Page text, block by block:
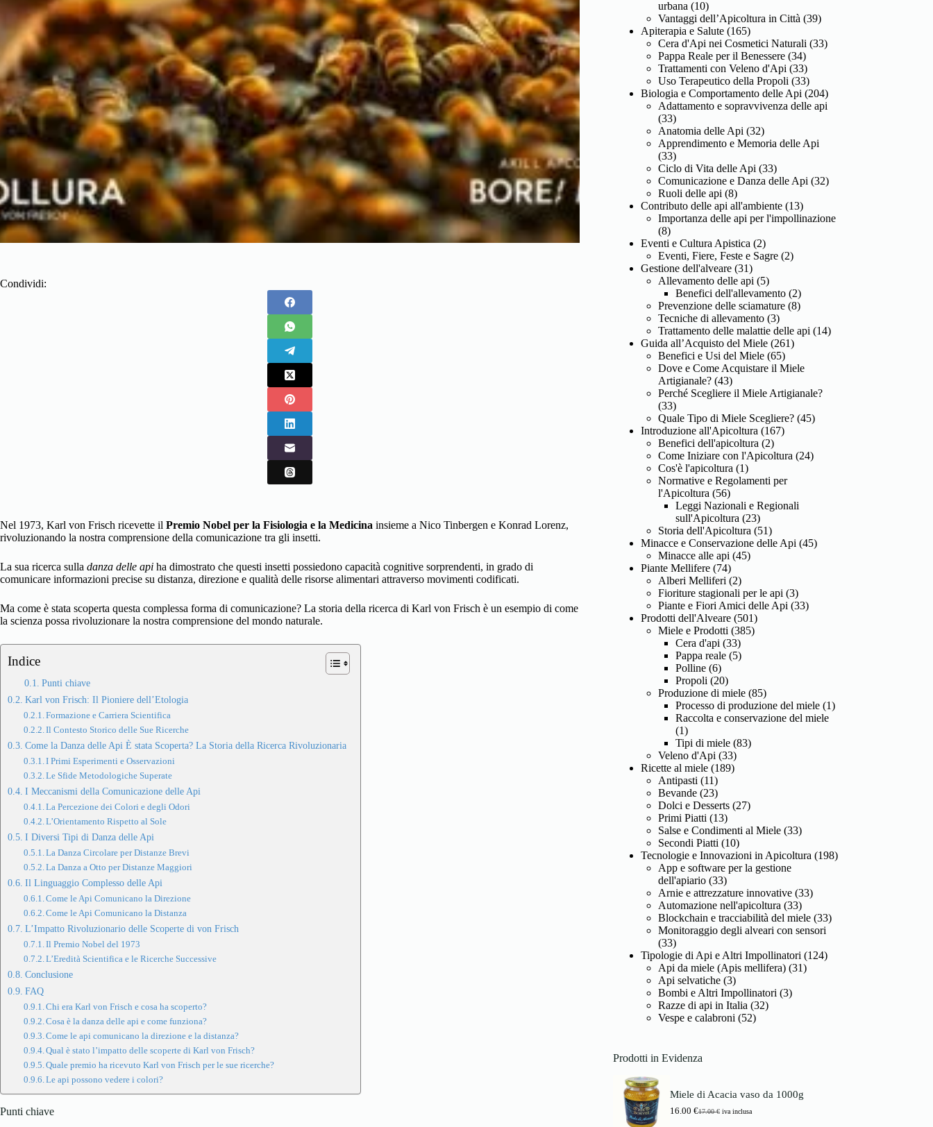
Condividi:
Nel 1973, Karl von Frisch ricevette il Premio Nobel per la Fisiologia e la Medicina insieme a Nico Tinbergen e Konrad Lorenz,
rivoluzionando la nostra comprensione della comunicazione tra gli insetti.
La sua ricerca sulla danza delle api ha dimostrato che questi insetti possiedono capacità cognitive sorprendenti, in grado di
comunicare informazioni precise su distanza, direzione e qualità delle risorse alimentari attraverso movimenti codificati.
Ma come è stata scoperta questa complessa forma di comunicazione? La storia della ricerca di Karl von Frisch è un esempio di come
la scienza possa rivoluzionare la nostra comprensione del mondo naturale.
Indice
Punti chiave
Karl von Frisch: Il Pioniere dell’Etologia
Formazione e Carriera Scientifica
Il Contesto Storico delle Sue Ricerche
Come la Danza delle Api È stata Scoperta? La Storia della Ricerca Rivoluzionaria
I Primi Esperimenti e Osservazioni
Le Sfide Metodologiche Superate
I Meccanismi della Comunicazione delle Api
La Percezione dei Colori e degli Odori
L’Orientamento Rispetto al Sole
I Diversi Tipi di Danza delle Api
La Danza Circolare per Distanze Brevi
La Danza a Otto per Distanze Maggiori
Il Linguaggio Complesso delle Api
Come le Api Comunicano la Direzione
Come le Api Comunicano la Distanza
L’Impatto Rivoluzionario delle Scoperte di von Frisch
Il Premio Nobel del 1973
L’Eredità Scientifica e le Ricerche Successive
Conclusione
FAQ
Chi era Karl von Frisch e cosa ha scoperto?
Cosa è la danza delle api e come funziona?
Come le api comunicano la direzione e la distanza?
Qual è stato l’impatto delle scoperte di Karl von Frisch?
Quale premio ha ricevuto Karl von Frisch per le sue ricerche?
Le api possono vedere i colori?
Punti chiave
urbana (10)
Vantaggi dell’Apicoltura in Città (39)
Apiterapia e Salute (165)
Cera d'Api nei Cosmetici Naturali (33)
Pappa Reale per il Benessere (34)
Trattamenti con Veleno d'Api (33)
Uso Terapeutico della Propoli (33)
Biologia e Comportamento delle Api (204)
Adattamento e sopravvivenza delle api
(33)
Anatomia delle Api (32)
Apprendimento e Memoria delle Api
(33)
Ciclo di Vita delle Api (33)
Comunicazione e Danza delle Api (32)
Ruoli delle api (8)
Contributo delle api all'ambiente (13)
Importanza delle api per l'impollinazione
(8)
Eventi e Cultura Apistica (2)
Eventi, Fiere, Feste e Sagre (2)
Gestione dell'alveare (31)
Allevamento delle api (5)
Benefici dell'allevamento (2)
Prevenzione delle sciamature (8)
Tecniche di allevamento (3)
Trattamento delle malattie delle api (14)
Guida all’Acquisto del Miele (261)
Benefici e Usi del Miele (65)
Dove e Come Acquistare il Miele
Artigianale? (43)
Perché Scegliere il Miele Artigianale?
(33)
Quale Tipo di Miele Scegliere? (45)
Introduzione all'Apicoltura (167)
Benefici dell'apicoltura (2)
Come Iniziare con l'Apicoltura (24)
Cos'è l'apicoltura (1)
Normative e Regolamenti per
l'Apicoltura (56)
Leggi Nazionali e Regionali
sull'Apicoltura (23)
Storia dell'Apicoltura (51)
Minacce e Conservazione delle Api (45)
Minacce alle api (45)
Piante Mellifere (74)
Alberi Melliferi (2)
Fioriture stagionali per le api (3)
Piante e Fiori Amici delle Api (33)
Prodotti dell'Alveare (501)
Miele e Prodotti (385)
Cera d'api (33)
Pappa reale (5)
Polline (6)
Propoli (20)
Produzione di miele (85)
Processo di produzione del miele (1)
Raccolta e conservazione del miele
(1)
Tipi di miele (83)
Veleno d'Api (33)
Ricette al miele (189)
Antipasti (11)
Bevande (23)
Dolci e Desserts (27)
Primi Piatti (13)
Salse e Condimenti al Miele (33)
Secondi Piatti (10)
Tecnologie e Innovazioni in Apicoltura (198)
App e software per la gestione
dell'apiario (33)
Arnie e attrezzature innovative (33)
Automazione nell'apicoltura (33)
Blockchain e tracciabilità del miele (33)
Monitoraggio degli alveari con sensori
(33)
Tipologie di Api e Altri Impollinatori (124)
Api da miele (Apis mellifera) (31)
Api selvatiche (3)
Bombi e Altri Impollinatori (3)
Razze di api in Italia (32)
Vespe e calabroni (52)
Prodotti in Evidenza
Miele di Acacia vaso da 1000g
17.00€
I
16.00 €
I
iva inclusa